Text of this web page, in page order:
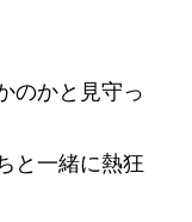
のかと見守っ
と一緒に熱狂